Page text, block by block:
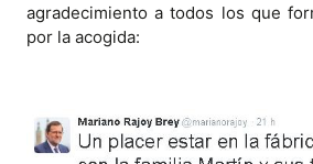
agradecimiento a todos los que
por la acogida: